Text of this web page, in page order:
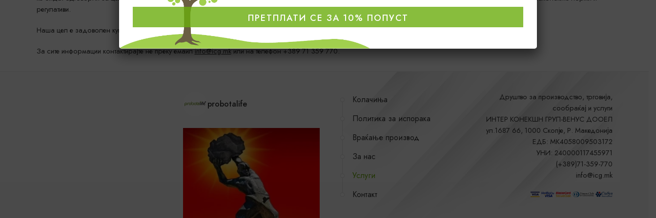
регулативи.
Наша цел е задоволен купувач и гарантиран квалитет кој ќе води кон долгогодишна взаемна доверба и соработка.
За сите информации контактирајте не преку емаилinfo@icg.mkили на телефон +389 71 359 770.
probotalife
Колачиња
Политика за испорака
Враќање производ
За нас
Услуги
Контакт
Друштво за производство, трговија,
сообраќај и услуги
ИНТЕР КОНЕКШН ГРУП-ВЕНУС ДООЕЛ
ул.1687 66, 1000 Скопје, Р. Македонија
ЕДБ: MK4058009503172
УНИ: 240000117455971
(+389)71-359-770
info@icg.mk
ПРЕТПЛАТИ СЕ ЗА 10% ПОПУСТ